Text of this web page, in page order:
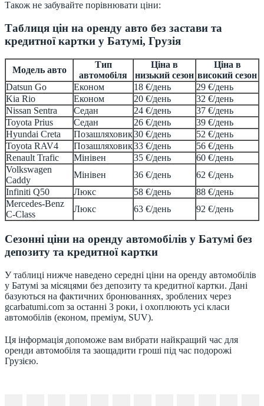
Також не забувайте порівнювати ціни:
Таблиця цін на оренду авто без застави та
кредитної картки у Батумі, Грузія
Модель авто
Тип
автомобіля
Ціна в
низький сезон
Ціна в
високий сезон
Datsun Go
Економ 18 €/день
29 €/день
Kia Rio
Економ 20 €/день
32 €/день
Nissan Sentra
Седан 24 €/день
37 €/день
Toyota Prius
Седан 26 €/день
39 €/день
Hyundai Creta
Позашляховик30 €/день
52 €/день
Toyota RAV4
Позашляховик33 €/день
56 €/день
Renault Trafic
Мінівен 35 €/день
60 €/день
Volkswagen
Caddy
Мінівен 36 €/день
62 €/день
Infiniti Q50
Люкс 58 €/день
88 €/день
Mercedes-Benz
C-Class
Люкс 63 €/день 92 €/день
Сезонні ціни на оренду автомобілів у Батумі без
депозиту та кредитної картки
У таблиці нижче наведено середні ціни на оренду автомобілів
у Батумі за місяцями без депозиту та кредитної картки. Дані
базуються на фактичних бронюваннях, зроблених через
gcarbatumi.com за останні 3 роки, і охоплюють усі класи
автомобілів (економ, преміум, SUV).
Ця інформація допоможе вам вибрати найкращий час для
оренди автомобіля та заощадити гроші під час подорожі
Грузією.